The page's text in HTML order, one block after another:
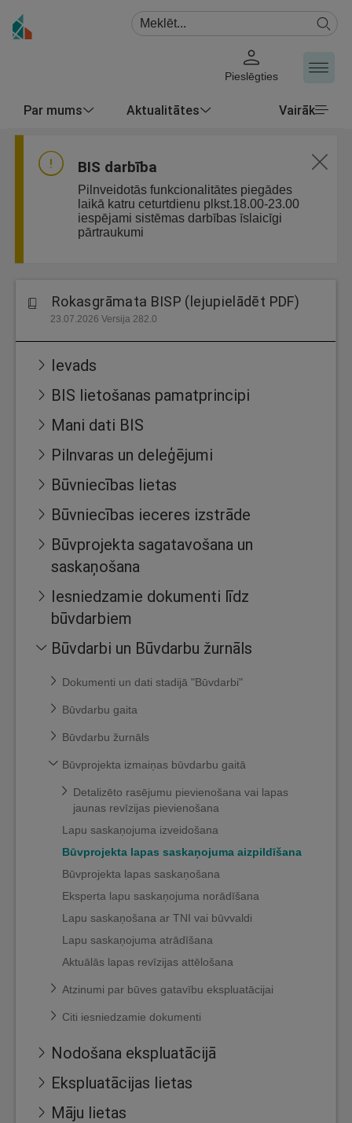
Pieslēgties
Par mums Aktualitātes Vairāk
BIS darbība
Pilnveidotās funkcionalitātes piegādes
laikā katru ceturtdienu plkst.18.00-23.00
iespējami sistēmas darbības īslaicīgi
pārtraukumi
Rokasgrāmata BISP (lejupielādēt PDF)
23.07.2026 Versija 282.0
Ievads
BIS lietošanas pamatprincipi
Mani dati BIS
Pilnvaras un deleģējumi
Būvniecības lietas
Būvniecības ieceres izstrāde
Būvprojekta sagatavošana un
saskaņošana
Iesniedzamie dokumenti līdz
būvdarbiem
Būvdarbi un Būvdarbu žurnāls
Dokumenti un dati stadijā "Būvdarbi"
Būvdarbu gaita
Būvdarbu žurnāls
Būvprojekta izmaiņas būvdarbu gaitā
Detalizēto rasējumu pievienošana vai lapas
jaunas revīzijas pievienošana
Lapu saskaņojuma izveidošana
Būvprojekta lapas saskaņojuma aizpildīšana
Būvprojekta lapas saskaņošana
Eksperta lapu saskaņojuma norādīšana
Lapu saskaņošana ar TNI vai būvvaldi
Lapu saskaņojuma atrādīšana
Aktuālās lapas revīzijas attēlošana
Atzinumi par būves gatavību ekspluatācijai
Citi iesniedzamie dokumenti
Nodošana ekspluatācijā
Ekspluatācijas lietas
Māju lietas